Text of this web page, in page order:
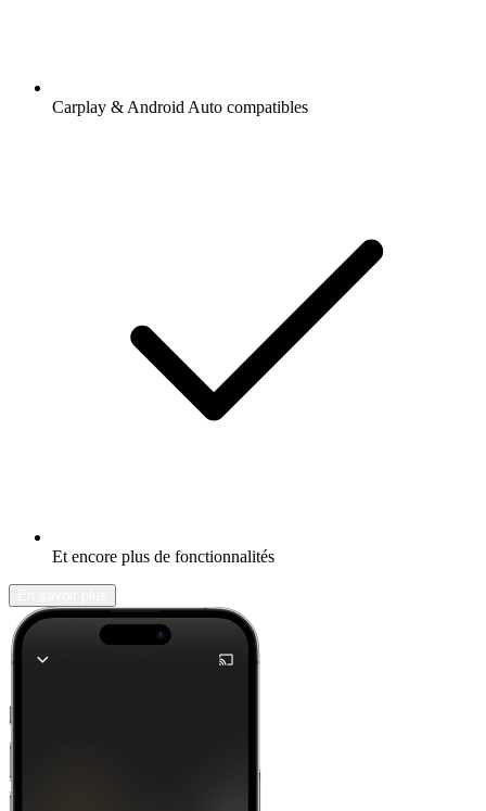
Carplay & Android Auto compatibles
Et encore plus de fonctionnalités